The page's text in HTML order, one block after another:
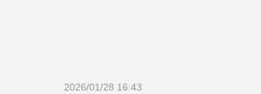
2026/01/28 16:43